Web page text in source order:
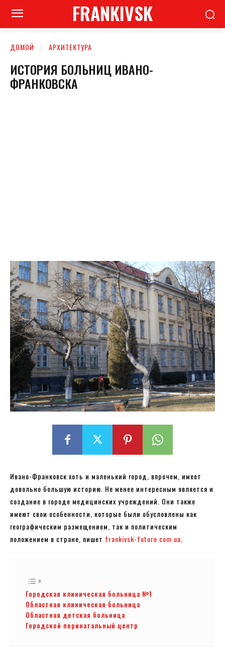
FRANKIVSK
ДОМОЙ АРХИТЕКТУРА
ИСТОРИЯ БОЛЬНИЦ ИВАНО-
ФРАНКОВСКА
Ивано-Франковск хоть и маленький город, впрочем, имеет
довольно большую историю. Не менее интересным является и
создание в городе медицинских учреждений. Они также
имеют свои особенности, которые были обусловлены как
географическим размещением, так и политическим
положением в стране, пишет frankivsk-future.com.ua
Городская клиническая больница №1
Областная клиническая больница
Областная детская больница
Городской перинатальный центр